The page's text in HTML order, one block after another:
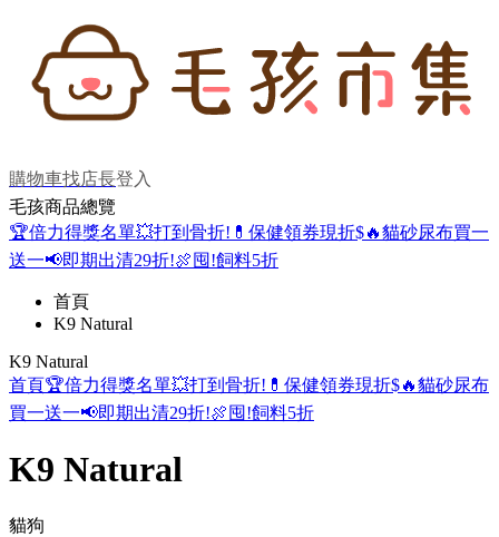
購物車找店長登入
毛孩商品總覽
🏆倍力得獎名單💥打到骨折! 💊保健領券現折$🔥貓砂尿布買一
送一📢即期出清29折!🍖囤!飼料5折
首頁
K9 Natural
K9 Natural
首頁🏆倍力得獎名單💥打到骨折! 💊保健領券現折$🔥貓砂尿布
買一送一📢即期出清29折!🍖囤!飼料5折
K9 Natural
貓狗